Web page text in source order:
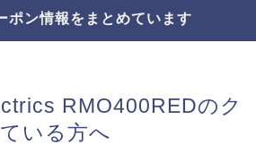
ポン情報をまとめています
RMO400REDのク
いる方へ